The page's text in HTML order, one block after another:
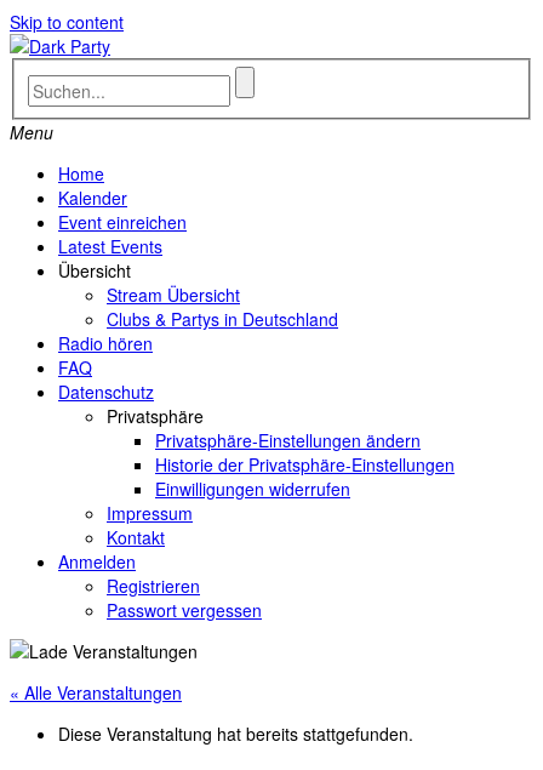
Skip to content
Menu
Home
Kalender
Event einreichen
Latest Events
Übersicht
Stream Übersicht
Clubs & Partys in Deutschland
Radio hören
FAQ
Datenschutz
Privatsphäre
Privatsphäre-Einstellungen ändern
Historie der Privatsphäre-Einstellungen
Einwilligungen widerrufen
Impressum
Kontakt
Anmelden
Registrieren
Passwort vergessen
« Alle Veranstaltungen
Diese Veranstaltung hat bereits stattgefunden.